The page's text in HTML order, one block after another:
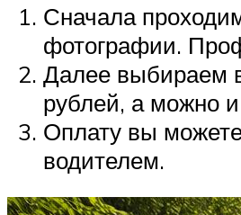
Сначала
фотографии.
Далее выбираем
рублей, а можно
Оплату вы можете
водителем.